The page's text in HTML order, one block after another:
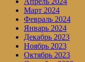
Март 2024
Февраль 2024
Январь 2024
Декабрь 2023
Ноябрь 2023
Октябрь 2023